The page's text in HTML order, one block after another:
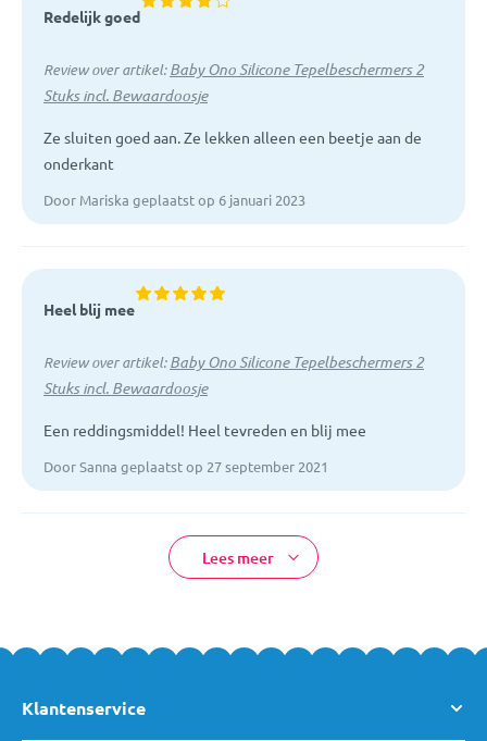
Redelijk goed
Review over artikel:Baby Ono Silicone Tepelbeschermers 2
Stuks incl. Bewaardoosje
Ze sluiten goed aan. Ze lekken alleen een beetje aan de
onderkant
Door Mariska geplaatst op 6 januari 2023
Heel blij mee
Review over artikel:Baby Ono Silicone Tepelbeschermers 2
Stuks incl. Bewaardoosje
Een reddingsmiddel! Heel tevreden en blij mee
Door Sanna geplaatst op 27 september 2021
Lees meer
Klantenservice